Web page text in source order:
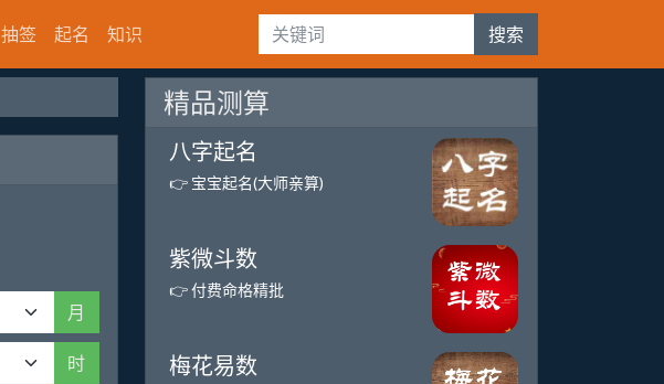
抽签 起名 知识 搜索
月
时
精品测算
八字起名
👉 宝宝起名(大师亲算)
紫微斗数
👉 付费命格精批
梅花易数